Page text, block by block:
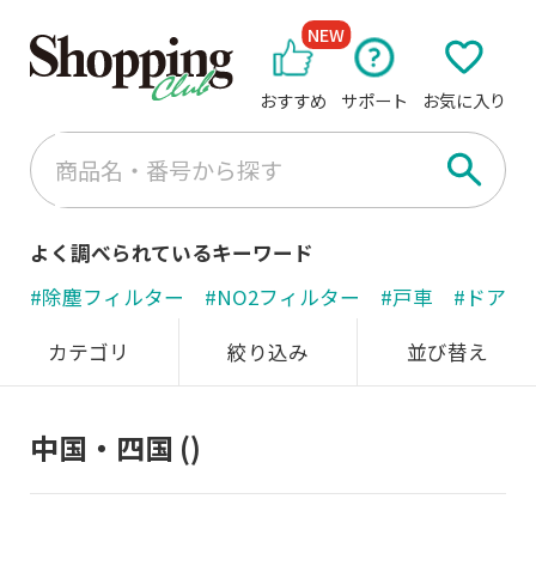
おすすめ
NEW
サポート お気に入り
よく調べられているキーワード
#除塵フィルター
#NO2フィルター #戸車
#ドアノ
カテゴリ
絞り込み 並び替え
中国・四国 ()